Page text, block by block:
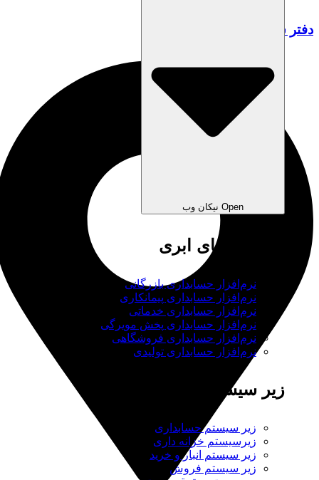
Open نیکان وب
نرم‌افزارهای ابری
نرم‌افزار حسابداری بازرگانی
نرم‌افزار حسابداری پیمانکاری
نرم‌افزار حسابداری خدماتی
نرم‌افزار حسابداری پخش مویرگی
نرم‌افزار حسابداری فروشگاهی
نرم‌افزار حسابداری تولیدی
زیر سیستم ها
زیر سیستم حسابداری
زیرسیستم خزانه داری
زیر سیستم انبار و خرید
زیر سیستم فروش
دفتر شیراز: ۰۷۱۹۱۰۰۳۸۳۳